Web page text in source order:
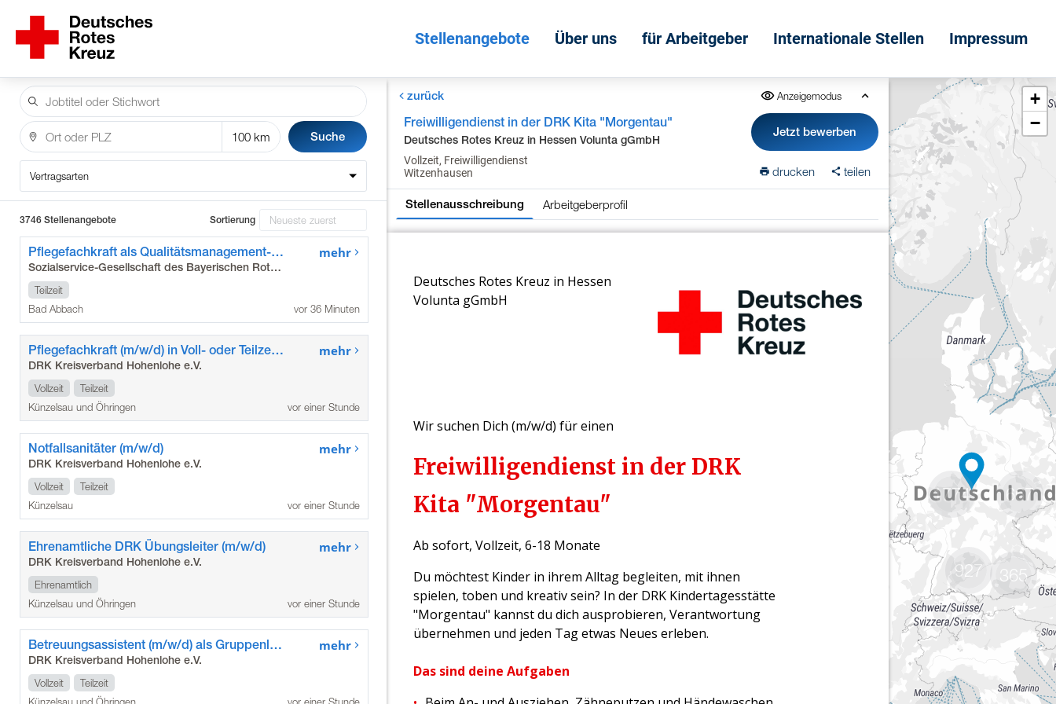
Stellenangebote Über uns für Arbeitgeber Internationale Stellen Impressum
Suche
Vertragsarten
3746 Stellenangebote Sortierung
Pflegefachkraft als Qualitätsmanagement-Beauftragte*r (m/w/d)
Sozialservice-Gesellschaft des Bayerischen Roten Kreuzes GmbH
Teilzeit
Bad Abbach
mehr
vor 36 Minuten
Pflegefachkraft (m/w/d) in Voll- oder Teilzeit, Minijob
DRK Kreisverband Hohenlohe e.V.
Vollzeit
Teilzeit
Künzelsau und Öhringen
mehr
vor einer Stunde
Notfallsanitäter (m/w/d)
DRK Kreisverband Hohenlohe e.V.
Vollzeit
Teilzeit
Künzelsau
mehr
vor einer Stunde
Ehrenamtliche DRK Übungsleiter (m/w/d)
DRK Kreisverband Hohenlohe e.V.
Ehrenamtlich
Künzelsau und Öhringen
mehr
vor einer Stunde
Betreuungsassistent (m/w/d) als Gruppenleitung für unsere Betreuungsgruppen auf Übungsleiterbasis
DRK Kreisverband Hohenlohe e.V.
Vollzeit
Teilzeit
mehr
zurück Anzeigemodus
Freiwilligendienst in der DRK Kita "Morgentau"
Deutsches Rotes Kreuz in Hessen Volunta gGmbH
Vollzeit, Freiwilligendienst
Witzenhausen
Jetzt bewerben
drucken teilen
Stellenausschreibung Arbeitgeberprofil
1774
927
667
365
+
−